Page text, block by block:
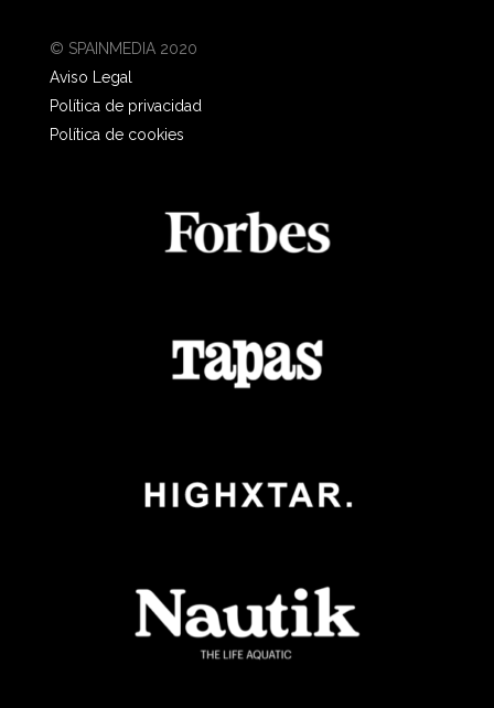
© SPAINMEDIA 2020
Aviso Legal
Política de privacidad
Política de cookies